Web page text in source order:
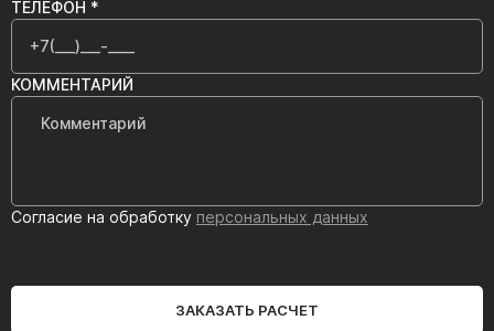
ТЕЛЕФОН *
КОММЕНТАРИЙ
Согласие на обработку персональных данных
ЗАКАЗАТЬ РАСЧЕТ